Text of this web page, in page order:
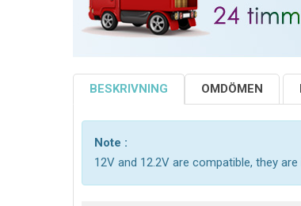
BESKRIVNING OMDÖMEN
Note :
12V and 12.2V are compatible, they